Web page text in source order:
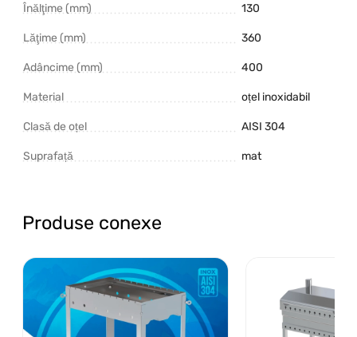
Înălţime (mm) 130
Lăţime (mm) 360
Adâncime (mm) 400
Material oțel inoxidabil
Clasă de oțel AISI 304
Suprafață mat
Produse conexe